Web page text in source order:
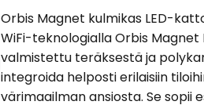
Orbis Magnet kulmikas LED-
WiFi-teknologialla Orbis Magnet
valmistettu teräksestä ja
integroida helposti erilaisiin
värimaailman ansiosta. Se sopii